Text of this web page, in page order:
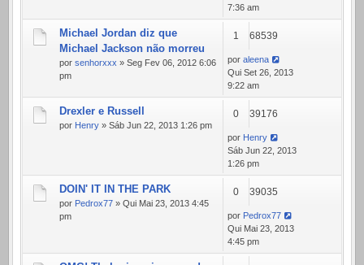
7:36 am
Michael Jordan diz que
Michael Jackson não morreu
por senhorxxx » Seg Fev 06, 2012 6:06
pm
1 68539
por aleena
Qui Set 26, 2013
9:22 am
Drexler e Russell
por Henry » Sáb Jun 22, 2013 1:26 pm
0 39176
por Henry
Sáb Jun 22, 2013
1:26 pm
DOIN' IT IN THE PARK
por Pedrox77 » Qui Mai 23, 2013 4:45
pm
0 39035
por Pedrox77
Qui Mai 23, 2013
4:45 pm